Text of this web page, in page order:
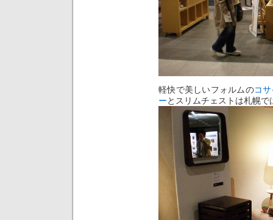
軽快で美しいフォルムのコ
ーとスリムチェストは札幌で